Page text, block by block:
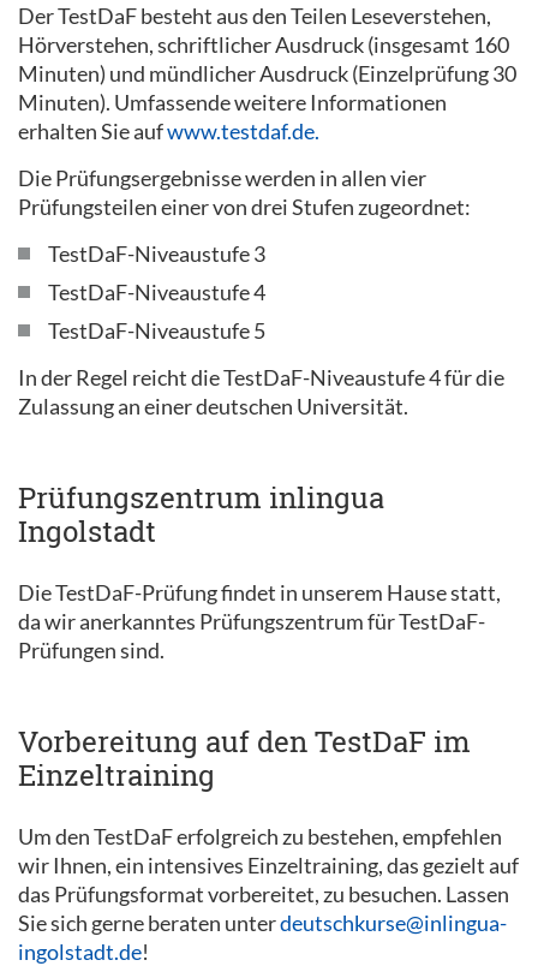
Der TestDaF besteht aus den Teilen Leseverstehen,
Hörverstehen, schriftlicher Ausdruck (insgesamt 160
Minuten) und mündlicher Ausdruck (Einzelprüfung 30
Minuten). Umfassende weitere Informationen
erhalten Sie aufwww.testdaf.de.
Die Prüfungsergebnisse werden in allen vier
Prüfungsteilen einer von drei Stufen zugeordnet:
TestDaF-Niveaustufe 3
TestDaF-Niveaustufe 4
TestDaF-Niveaustufe 5
In der Regel reicht die TestDaF-Niveaustufe 4 für die
Zulassung an einer deutschen Universität.
Prüfungszentrum inlingua
Ingolstadt
Die TestDaF-Prüfung findet in unserem Hause statt,
da wir anerkanntes Prüfungszentrum für TestDaF-
Prüfungen sind.
Vorbereitung auf den TestDaF im
Einzeltraining
Um den TestDaF erfolgreich zu bestehen, empfehlen
wir Ihnen, ein intensives Einzeltraining, das gezielt auf
das Prüfungsformat vorbereitet, zu besuchen. Lassen
Sie sich gerne beraten unterdeutschkurse@inlingua-
ingolstadt.de!